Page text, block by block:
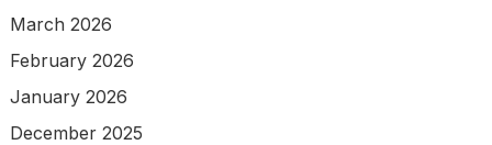
March 2026
February 2026
January 2026
December 2025